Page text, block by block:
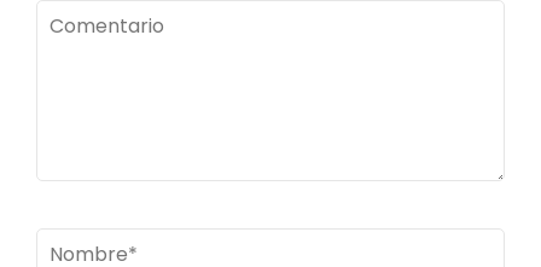
Comentario
Nombre*